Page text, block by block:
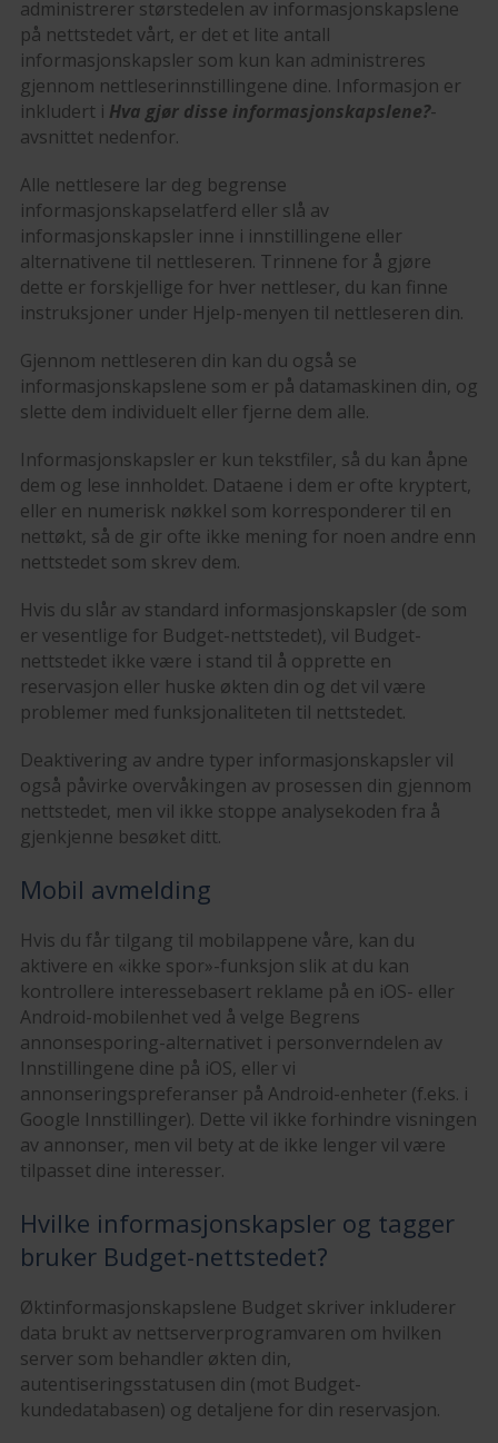
administrerer størstedelen av informasjonskapslene
på nettstedet vårt, er det et lite antall
informasjonskapsler som kun kan administreres
gjennom nettleserinnstillingene dine. Informasjon er
inkludert i Hva gjør disse informasjonskapslene?-
avsnittet nedenfor.
Alle nettlesere lar deg begrense
informasjonskapselatferd eller slå av
informasjonskapsler inne i innstillingene eller
alternativene til nettleseren. Trinnene for å gjøre
dette er forskjellige for hver nettleser, du kan finne
instruksjoner under Hjelp-menyen til nettleseren din.
Gjennom nettleseren din kan du også se
informasjonskapslene som er på datamaskinen din, og
slette dem individuelt eller fjerne dem alle.
Informasjonskapsler er kun tekstfiler, så du kan åpne
dem og lese innholdet. Dataene i dem er ofte kryptert,
eller en numerisk nøkkel som korresponderer til en
nettøkt, så de gir ofte ikke mening for noen andre enn
nettstedet som skrev dem.
Hvis du slår av standard informasjonskapsler (de som
er vesentlige for Budget-nettstedet), vil Budget-
nettstedet ikke være i stand til å opprette en
reservasjon eller huske økten din og det vil være
problemer med funksjonaliteten til nettstedet.
Deaktivering av andre typer informasjonskapsler vil
også påvirke overvåkingen av prosessen din gjennom
nettstedet, men vil ikke stoppe analysekoden fra å
gjenkjenne besøket ditt.
Mobil avmelding
Hvis du får tilgang til mobilappene våre, kan du
aktivere en «ikke spor»-funksjon slik at du kan
kontrollere interessebasert reklame på en iOS- eller
Android-mobilenhet ved å velge Begrens
annonsesporing-alternativet i personverndelen av
Innstillingene dine på iOS, eller vi
annonseringspreferanser på Android-enheter (f.eks. i
Google Innstillinger). Dette vil ikke forhindre visningen
av annonser, men vil bety at de ikke lenger vil være
tilpasset dine interesser.
Hvilke informasjonskapsler og tagger
bruker Budget-nettstedet?
Øktinformasjonskapslene Budget skriver inkluderer
data brukt av nettserverprogramvaren om hvilken
server som behandler økten din,
autentiseringsstatusen din (mot Budget-
kundedatabasen) og detaljene for din reservasjon.